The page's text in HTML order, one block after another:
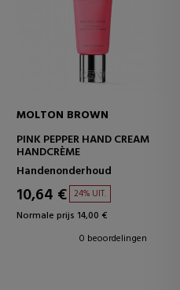
MOLTON BROWN
PINK PEPPER HAND CREAM
HANDCRÈME
Handenonderhoud
10,64 € 24% UIT.
Normale prijs 14,00 €
0 beoordelingen